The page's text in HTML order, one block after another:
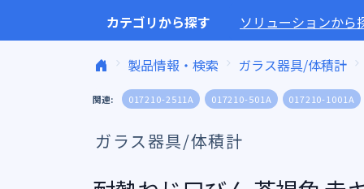
カテゴリから探す ソリューションから
製品情報・検索 ガラス器具/体積計
関連: 017210-2511A 017210-501A 017210-1001A
ガラス器具/体積計